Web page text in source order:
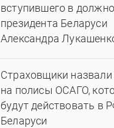
вступившего в
президента Беларуси
Александра
Страховщики
на полисы ОСАГО,
будут действовать в
Беларуси